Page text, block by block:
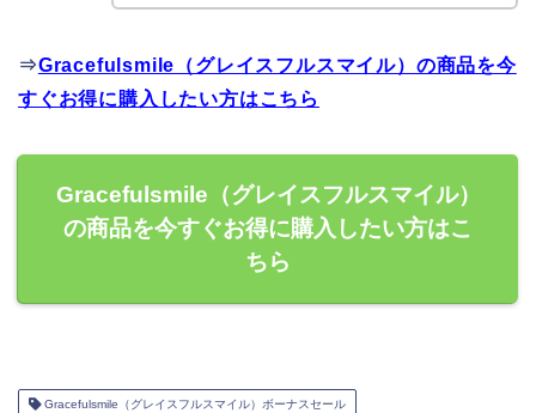
⇒Gracefulsmile（グレイスフルスマイル）の商品を今
すぐお得に購入したい方はこちら
Gracefulsmile（グレイスフルスマイル）
の商品を今すぐお得に購入したい方はこ
ちら
Gracefulsmile（グレイスフルスマイル）ボーナスセール